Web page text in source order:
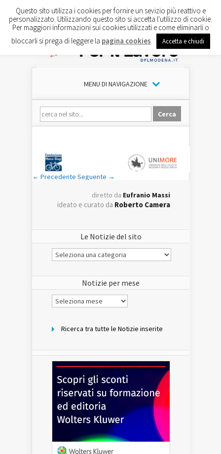
MENU DI NAVIGAZIONE
← Precedente Seguente →
diretto da Eufranio Massi
ideato e curato da Roberto Camera
Le Notizie del sito
Le
Notizie
Notizie per mese
Notizie
per
Ricerca tra tutte le Notizie inserite
Questo sito utilizza i cookies per fornire un sevizio più reattivo e
personalizzato. Utilizzando questo sito si accetta l'utilizzo di cookie.
Per maggiori informazioni sui cookies utilizzati e come eliminarli o
bloccarli si prega di leggere la pagina cookies Accetta e chiudi